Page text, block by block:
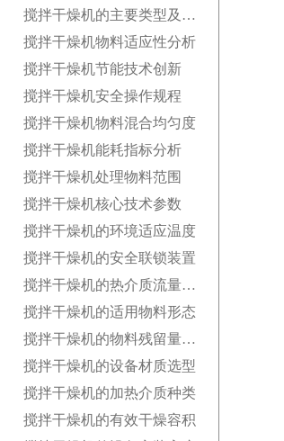
搅拌干燥机的主要类型及分类标准​
搅拌干燥机物料适应性分析
搅拌干燥机节能技术创新
搅拌干燥机安全操作规程
搅拌干燥机物料混合均匀度
搅拌干燥机能耗指标分析
搅拌干燥机处理物料范围
搅拌干燥机核心技术参数
搅拌干燥机的环境适应温度
搅拌干燥机的安全联锁装置
搅拌干燥机的热介质流量控制
搅拌干燥机的适用物料形态
搅拌干燥机的物料残留量指标
搅拌干燥机的设备材质选型
搅拌干燥机的加热介质种类
搅拌干燥机的有效干燥容积